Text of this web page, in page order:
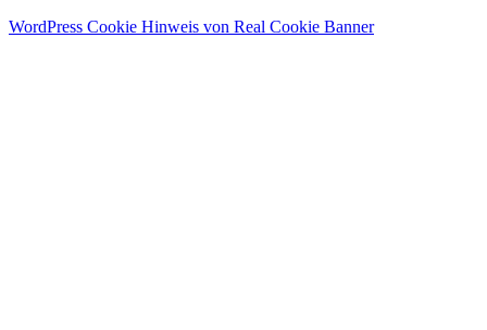
WordPress Cookie Hinweis von Real Cookie Banner